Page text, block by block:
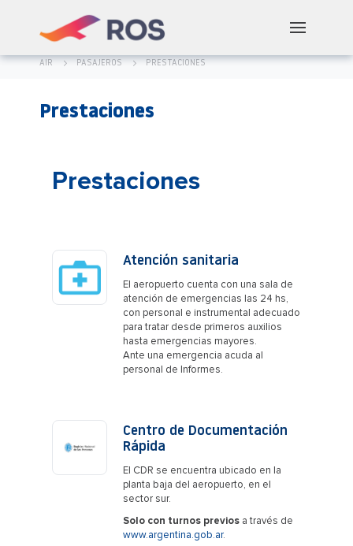
AIR PASAJEROS PRESTACIONES
Prestaciones
Prestaciones
Atención sanitaria
El aeropuerto cuenta con una sala de
atención de emergencias las 24 hs,
con personal e instrumental adecuado
para tratar desde primeros auxilios
hasta emergencias mayores.
Ante una emergencia acuda al
personal de Informes.
Centro de Documentación
Rápida
El CDR se encuentra ubicado en la
planta baja del aeropuerto, en el
sector sur.
Solo con turnos previos a través de
www.argentina.gob.ar.